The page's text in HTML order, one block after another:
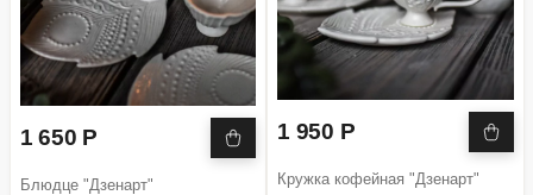
1 650 Р
Блюдце "Дзенарт"
1 950 Р
Кружка кофейная "Дзенарт"